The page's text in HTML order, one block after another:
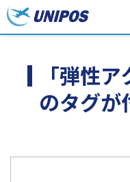
「弾性
のタグが